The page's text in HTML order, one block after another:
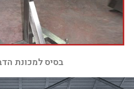
בסיס למכונת